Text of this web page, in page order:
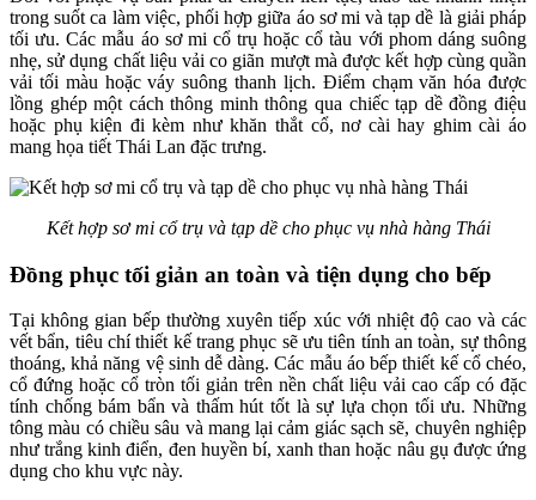
trong suốt ca làm việc, phối hợp giữa áo sơ mi và tạp dề là giải pháp
tối ưu. Các mẫu áo sơ mi cổ trụ hoặc cổ tàu với phom dáng suông
nhẹ, sử dụng chất liệu vải co giãn mượt mà được kết hợp cùng quần
vải tối màu hoặc váy suông thanh lịch. Điểm chạm văn hóa được
lồng ghép một cách thông minh thông qua chiếc tạp dề đồng điệu
hoặc phụ kiện đi kèm như khăn thắt cổ, nơ cài hay ghim cài áo
mang họa tiết Thái Lan đặc trưng.
Kết hợp sơ mi cổ trụ và tạp dề cho phục vụ nhà hàng Thái
Đồng phục tối giản an toàn và tiện dụng cho bếp
Tại không gian bếp thường xuyên tiếp xúc với nhiệt độ cao và các
vết bẩn, tiêu chí thiết kế trang phục sẽ ưu tiên tính an toàn, sự thông
thoáng, khả năng vệ sinh dễ dàng. Các mẫu áo bếp thiết kế cổ chéo,
cổ đứng hoặc cổ tròn tối giản trên nền chất liệu vải cao cấp có đặc
tính chống bám bẩn và thấm hút tốt là sự lựa chọn tối ưu. Những
tông màu có chiều sâu và mang lại cảm giác sạch sẽ, chuyên nghiệp
như trắng kinh điển, đen huyền bí, xanh than hoặc nâu gụ được ứng
dụng cho khu vực này.